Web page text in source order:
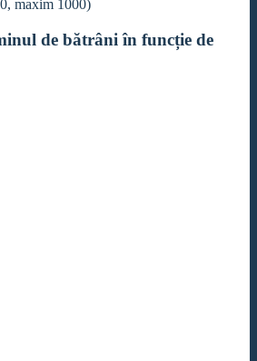
maxim 1000)
de bătrâni în funcție de